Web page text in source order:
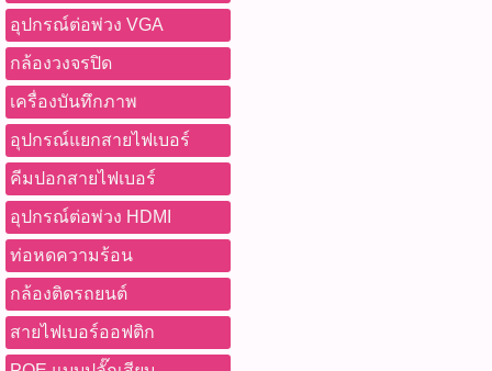
อุปกรณ์ต่อพ่วง VGA
กล้องวงจรปิด
เครื่องบันทึกภาพ
อุปกรณ์แยกสายไฟเบอร์
คีมปอกสายไฟเบอร์
อุปกรณ์ต่อพ่วง HDMI
ท่อหดความร้อน
กล้องติดรถยนต์
สายไฟเบอร์ออฟติก